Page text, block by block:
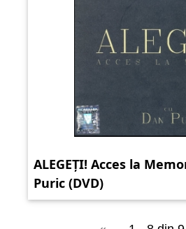
ALEGEȚI! Acces la
Puric (DVD)